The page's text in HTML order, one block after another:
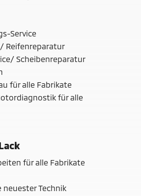
Service
Reifenreparatur
Scheibenreparatur
für alle Fabrikate
für alle
für alle Fabrikate
neuester Technik